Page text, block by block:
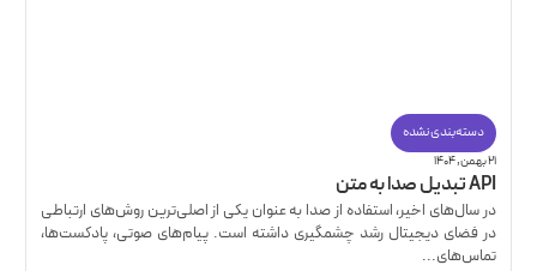
دسته‌بندی نشده
۲۱ بهمن, ۱۴۰۴
API تبدیل صدا به متن
در سال‌های اخیر، استفاده از صدا به عنوان یکی از اصلی‌ترین روش‌های ارتباطی
در فضای دیجیتال رشد چشمگیری داشته است. پیام‌های صوتی، پادکست‌ها،
تماس‌های...